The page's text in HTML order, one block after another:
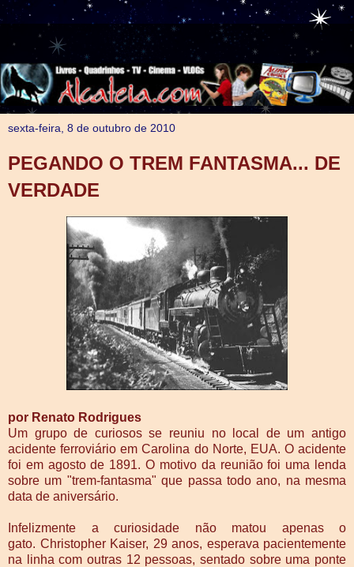
sexta-feira, 8 de outubro de 2010
PEGANDO O TREM FANTASMA... DE
VERDADE
por Renato Rodrigues
Um grupo de curiosos se reuniu no local de um antigo
acidente ferroviário em Carolina do Norte, EUA. O acidente
foi em agosto de 1891. O motivo da reunião foi uma lenda
sobre um "trem-fantasma" que passa todo ano, na mesma
data de aniversário.
Infelizmente a curiosidade não matou apenas o
gato. Christopher Kaiser, 29 anos, esperava pacientemente
na linha com outras 12 pessoas, sentado sobre uma ponte